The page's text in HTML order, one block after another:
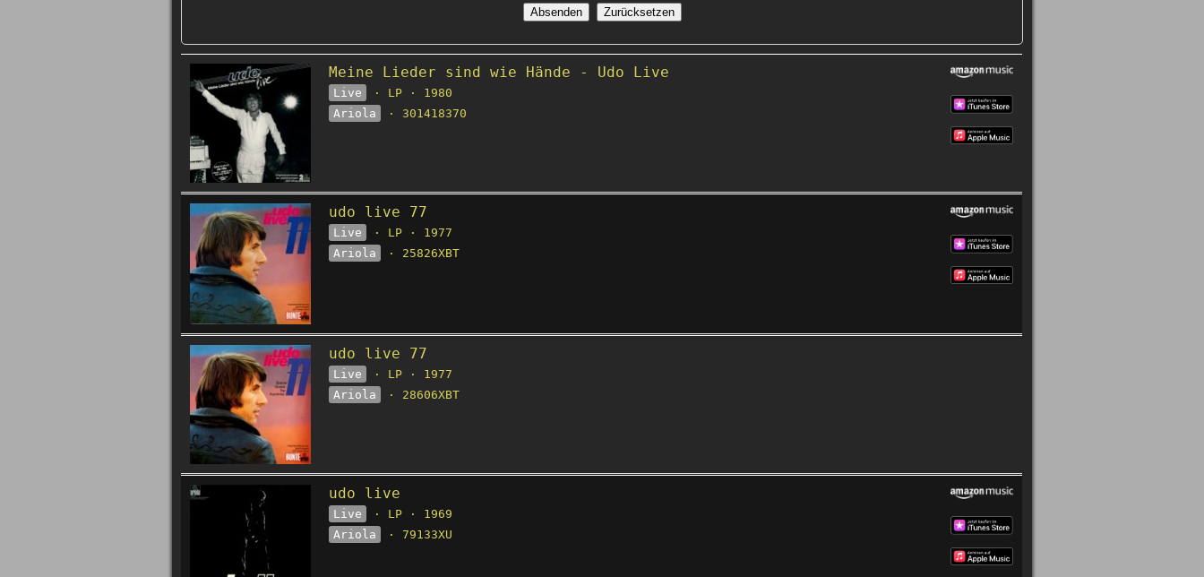
Meine Lieder sind wie Hände - Udo Live
Live
· LP · 1980
Ariola
· 301418370
udo live 77
Live
· LP · 1977
Ariola
· 25826XBT
udo live 77
Live
· LP · 1977
Ariola
· 28606XBT
udo live
Live
· LP · 1969
Ariola
· 79133XU